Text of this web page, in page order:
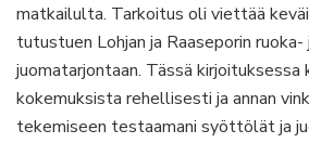
matkailulta. Tarkoitus oli viettää
tutustuen Lohjan ja Raaseporin ruoka-
juomatarjontaan. Tässä kirjoituksessa
kokemuksista rehellisesti ja annan
tekemiseen testaamani syöttölät ja